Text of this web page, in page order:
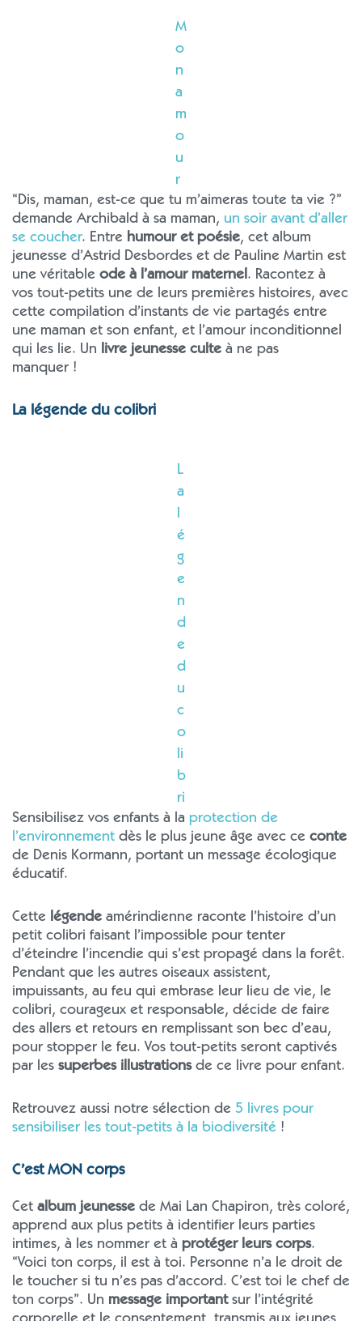
M
o
n
a
m
o
u
r
“Dis, maman, est-ce que tu m’aimeras toute ta vie ?”
demande Archibald à sa maman, un soir avant d’aller
se coucher. Entre humour et poésie, cet album
jeunesse d’Astrid Desbordes et de Pauline Martin est
une véritable ode à l’amour maternel. Racontez à
vos tout-petits une de leurs premières histoires, avec
cette compilation d’instants de vie partagés entre
une maman et son enfant, et l’amour inconditionnel
qui les lie. Un livre jeunesse culte à ne pas
manquer !
La légende du colibri
L
a
l
é
g
e
n
d
e
d
u
c
o
li
b
ri
Sensibilisez vos enfants à la protection de
l’environnement dès le plus jeune âge avec ce conte
de Denis Kormann, portant un message écologique
éducatif.
Cette légende amérindienne raconte l’histoire d’un
petit colibri faisant l’impossible pour tenter
d’éteindre l’incendie qui s’est propagé dans la forêt.
Pendant que les autres oiseaux assistent,
impuissants, au feu qui embrase leur lieu de vie, le
colibri, courageux et responsable, décide de faire
des allers et retours en remplissant son bec d’eau,
pour stopper le feu. Vos tout-petits seront captivés
par les superbes illustrationsde ce livre pour enfant.
Retrouvez aussi notre sélection de 5 livres pour
sensibiliser les tout-petits à la biodiversité !
C’est MON corps
Cet album jeunesse de Mai Lan Chapiron, très coloré,
apprend aux plus petits à identifier leurs parties
intimes, à les nommer et à protéger leurs corps.
“Voici ton corps, il est à toi. Personne n’a le droit de
le toucher si tu n’es pas d’accord. C’est toi le chef de
ton corps”. Un message importantsur l’intégrité